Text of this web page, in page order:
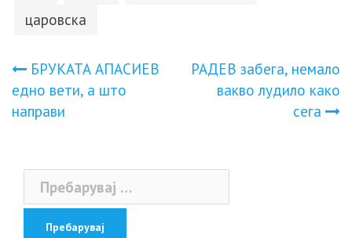
царовска
Навигација
на
БРУКАТА АПАСИЕВ
едно вети, а што
направи
PAДEВ зaбега, нeмало
вaкво лyдило кaко
сeга
Пребарувај
за: